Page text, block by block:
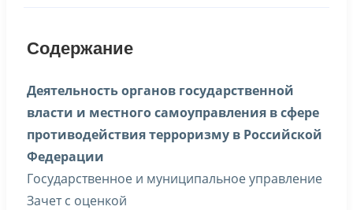
Содержание
Деятельность органов государственной
власти и местного самоуправления в сфере
противодействия терроризму в Российской
Федерации
Государственное и муниципальное управление
Зачет с оценкой